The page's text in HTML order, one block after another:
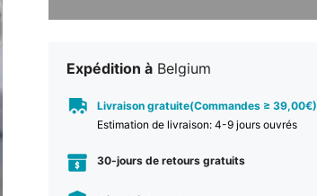
Expédition à Belgium
Livraison gratuite(Commandes ≥ 39,00€)
Estimation de livraison: 4-9 jours ouvrés
30-jours de retours gratuits